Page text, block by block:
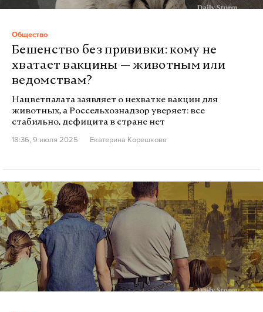
Общество
Бешенство без прививки: кому не
хватает вакцины — животным или
ведомствам?
Нацветпалата заявляет о нехватке вакцин для
животных, а Россельхознадзор уверяет: все
стабильно, дефицита в стране нет
18:36, 9 июля 2025
Екатерина Корешкова